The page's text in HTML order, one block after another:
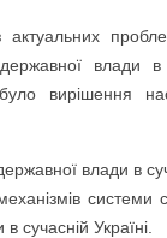
влади в
вирішення
влади в
системи
сучасній Україні.